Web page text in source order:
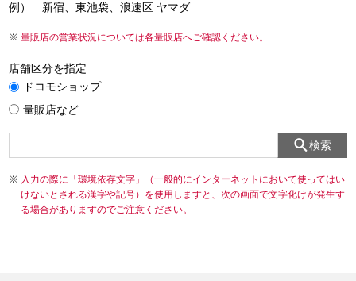
例） 新宿、東池袋、浪速区 ヤマダ
量販店の営業状況については各量販店へご確認ください。
店舗区分を指定
ドコモショップ
量販店など
検索
入力の際に「環境依存文字」（一般的にインターネットにおいて使ってはい
けないとされる漢字や記号）を使用しますと、次の画面で文字化けが発生す
る場合がありますのでご注意ください。